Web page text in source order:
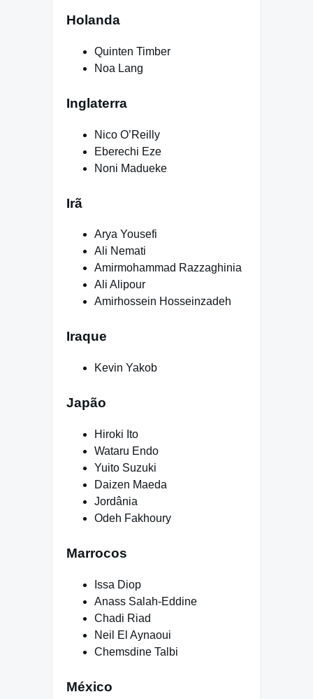
Holanda
Quinten Timber
Noa Lang
Inglaterra
Nico O’Reilly
Eberechi Eze
Noni Madueke
Irã
Arya Yousefi
Ali Nemati
Amirmohammad Razzaghinia
Ali Alipour
Amirhossein Hosseinzadeh
Iraque
Kevin Yakob
Japão
Hiroki Ito
Wataru Endo
Yuito Suzuki
Daizen Maeda
Jordânia
Odeh Fakhoury
Marrocos
Issa Diop
Anass Salah-Eddine
Chadi Riad
Neil El Aynaoui
Chemsdine Talbi
México